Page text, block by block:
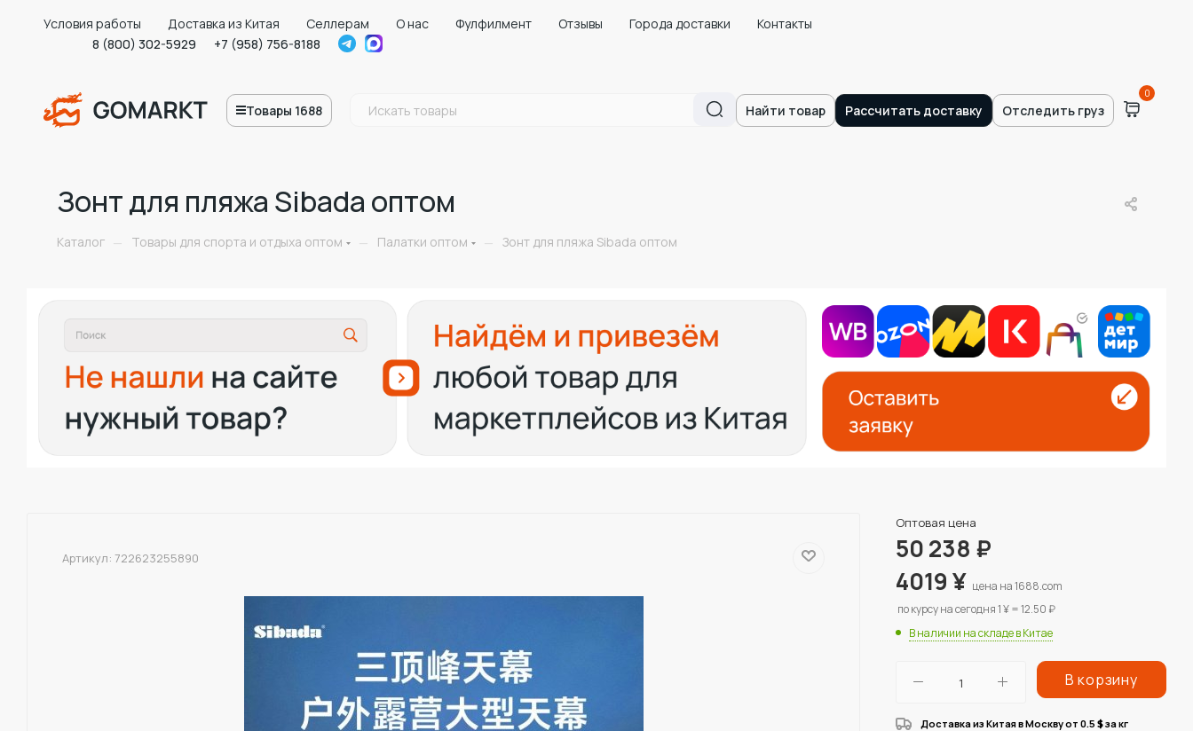
Условия работы Доставка из Китая Селлерам О нас Фулфилмент Отзывы Города доставки
Контакты
8 (800) 302-5929
+7 (958) 756-8188
Товары 1688 Найти товар Рассчитать доставку Отследить груз
0
Зонт для пляжа Sibada оптом
Каталог — Товары для спорта и отдыха оптом — Палатки оптом — Зонт для пляжа Sibada оптом
Артикул: 722623255890
Оптовая цена
50 238 ₽
4019¥ цена на 1688.com
по курсу на сегодня 1 ¥ = 12.50 ₽
В наличии на складе в Китае
В корзину
Доставка из Китая в Москву от 0.5 $за кг